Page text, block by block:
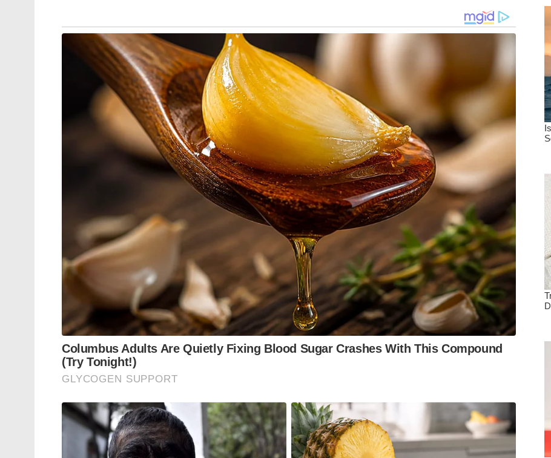
റിലയൻസിന്റെ തന്നെ പ്ലാറ്റ്‌ഫോമുകളിൽ സിനിമ
കാണുന്നു, ജിയോ മാർട്ട് വഴി സാധനങ്ങൾ
വാങ്ങുന്നു, ഒടുവിൽ റിലയൻസിന്റെ തന്നെ പേയ്‌മെന്റ് സംവിധാനത്തിലൂടെ പണം നൽകുന്നു.
അതായത്, ഒരു ഉപഭോക്താവ് എന്ത് ചെയ്താലും ആ യാത്രയുടെ എവിടെയെങ്കിലും റിലയൻസ്
ഉണ്ടാകും എന്ന് അവർ ഉറപ്പുവരുത്തി.
എണ്ണ ബിസിനസ്സ് എപ്പോൾ വേണമെങ്കിലും പ്രതിസന്ധിയിലാകാം എന്ന് തിരിച്ചറിഞ്ഞ റിലയൻസ്,
ഭാവി ഇന്ത്യയുടെ ആവശ്യങ്ങളായ റീട്ടെയിൽ, ഡിജിറ്റൽ സർവീസസ്, ഗ്രീൻ എനർജി എന്നീ
മേഖലകളിലേക്ക് അതിവേഗം പടർന്നു. എതിരാളികൾക്ക് സ്വപ്നം കാണാൻ പോലുമാകാത്ത
അത്ര കുറഞ്ഞ നിരക്കിൽ സേവനങ്ങൾ നൽകി ഉപഭോക്താക്കളെ തങ്ങളിലേക്ക് അടുപ്പിക്കുന്ന
‘അഗ്രസീവ് പ്രൈസിംഗ്’ രീതിയാണ് അവർ പയറ്റിയത്. ഇത് മറ്റ് കമ്പനികൾക്ക് വലിയ
വെല്ലുവിളിയായെങ്കിലും സാധാരണക്കാർക്ക് വലിയ ലാഭമായി മാറി.
ഇന്ന് റിലയൻസ് എന്നത് വെറുമൊരു കമ്പനിയല്ല, മറിച്ച് ഓരോ ഇന്ത്യക്കാരന്റെയും
നിത്യജീവിതത്തിന്റെ ഭാഗമാണ്. വസ്ത്രം മുതൽ ഇൻഷുറൻസ് വരെ, ഇന്റർനെറ്റ് മുതൽ ക്ലീൻ
എനർജി വരെ നീളുന്ന ഈ സാമ്രാജ്യം നമ്മെ പഠിപ്പിക്കുന്ന ഒരു വലിയ ബിസിനസ്സ് പാഠമുണ്ട്—
നിങ്ങൾ ഒരു ഉൽപ്പന്നം മാത്രം വിൽക്കാൻ ശ്രമിക്കരുത്, പകരം ഉപഭോക്താവിന്റെ ജീവിതത്തിലെ
ഒഴിച്ചുകൂടാനാവാത്ത ഒരു ആവശ്യമായി മാറാൻ ശ്രമിക്കുക. പണ്ട് പെട്രോളിയം വിറ്റിരുന്ന
റിലയൻസ് ഇന്ന് ഡാറ്റയും ഭക്ഷണവും വിനോദവും വിൽക്കുന്നതിലൂടെ ഇന്ത്യയുടെ സാമ്പത്തിക
ഭൂപടം തന്നെ മാറ്റിമറിച്ചിരിക്കുകയാണ്. ഈ സാമ്രാജ്യത്തിന്റെ വളർച്ച ഒരു കാര്യം ഉറപ്പിക്കുന്നു;
ഭാവിയിലേക്കുള്ള യാത്രയിൽ റിലയൻസ് എപ്പോഴും നിങ്ങളുടെ കൂടെയുണ്ടാകും!
Tags: ambani business